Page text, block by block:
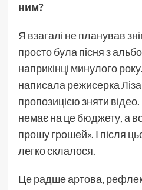
ним?
Я взагалі не планував
просто була пісня з
наприкінці минулого
написала режисерка
пропозицією зняти
немає на це бюджету, а
прошу грошей». І після
легко склалося.
Це радше артова,